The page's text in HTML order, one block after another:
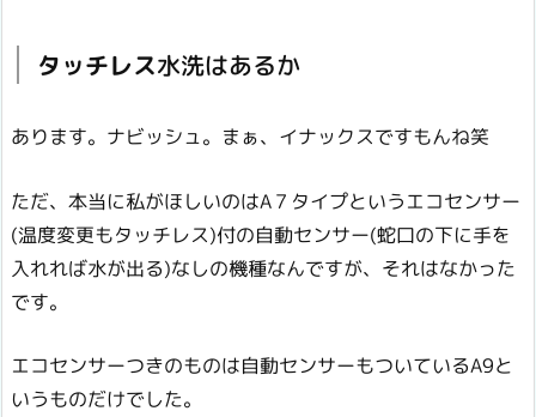
タッチレス水洗はあるか
あります。ナビッシュ。まぁ、イナックスですもんね笑
ただ、本当に私がほしいのはA７タイプというエコセンサー
(温度変更もタッチレス)付の自動センサー(蛇口の下に手を
入れれば水が出る)なしの機種なんですが、それはなかった
です。
エコセンサーつきのものは自動センサーもついているA9と
いうものだけでした。